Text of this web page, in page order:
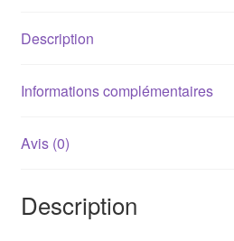
(noix
Description
Informations complémentaires
Avis (0)
Description